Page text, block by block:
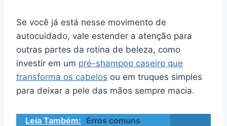
Se você já está nesse movimento de
autocuidado, vale estender a atenção para
outras partes da rotina de beleza, como
investir em um pré-shampoo caseiro que
transforma os cabelos ou em truques simples
para deixar a pele das mãos sempre macia.
Leia Também: Erros comuns